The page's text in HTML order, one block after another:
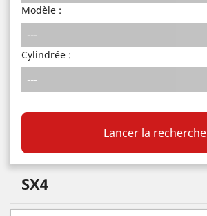
Modèle :
Cylindrée :
Lancer la recherche
SX4